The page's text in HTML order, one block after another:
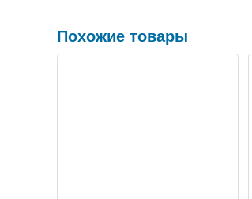
Похожие товары